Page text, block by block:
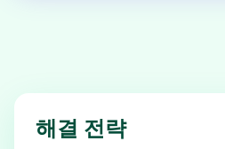
해결 전략